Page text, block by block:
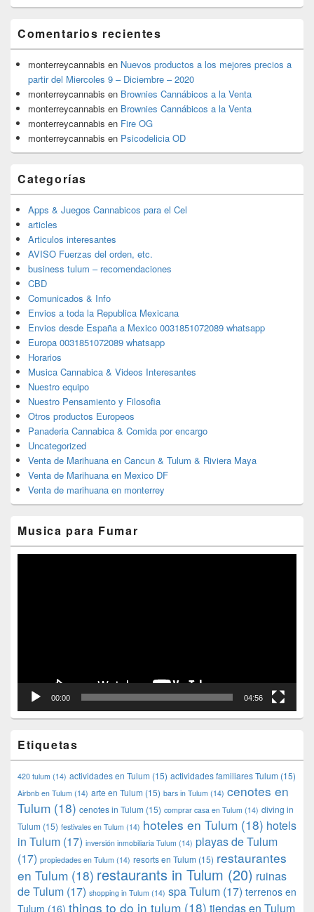
Comentarios recientes
monterreycannabis en Nuevos productos a los mejores precios a
partir del Miercoles 9 – Diciembre – 2020
monterreycannabis en Brownies Cannábicos a la Venta
monterreycannabis en Brownies Cannábicos a la Venta
monterreycannabis en Fire OG
monterreycannabis en Psicodelicia OD
Categorías
Apps & Juegos Cannabicos para el Cel
articles
Articulos interesantes
AVISO Fuerzas del orden, etc.
business tulum – recomendaciones
CBD
Comunicados & Info
Envios a toda la Republica Mexicana
Envios desde España a Mexico 0031851072089 whatsapp
Europa 0031851072089 whatsapp
Horarios
Musica Cannabica & Videos Interesantes
Nuestro equipo
Nuestro Pensamiento y Filosofia
Otros productos Europeos
Panaderia Cannabica & Comida por encargo
Uncategorized
Venta de Marihuana en Cancun & Tulum & Riviera Maya
Venta de Marihuana en Mexico DF
Venta de marihuana en monterrey
Musica para Fumar
00:00 04:56
Etiquetas
420 tulum (14) actividades en Tulum (15) actividades familiares Tulum (15)
Airbnb en Tulum (14) arte en Tulum (15) bars in Tulum (14) cenotes en
Tulum (18) cenotes in Tulum (15) comprar casa en Tulum (14) diving in
Tulum (15) festivales en Tulum (14) hoteles en Tulum (18) hotels
in Tulum (17) inversión inmobiliaria Tulum (14) playas de Tulum
(17) propiedades en Tulum (14) resorts en Tulum (15) restaurantes
en Tulum (18) restaurants in Tulum (20) ruinas
de Tulum (17) shopping in Tulum (14) spa Tulum (17) terrenos en
Tulum (16) things to do in tulum (18) tiendas en Tulum